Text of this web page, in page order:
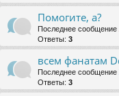
Помогите, а?
Последнее сообщение
Ответы: 3
всем фанатам
Последнее сообщение
Ответы: 3